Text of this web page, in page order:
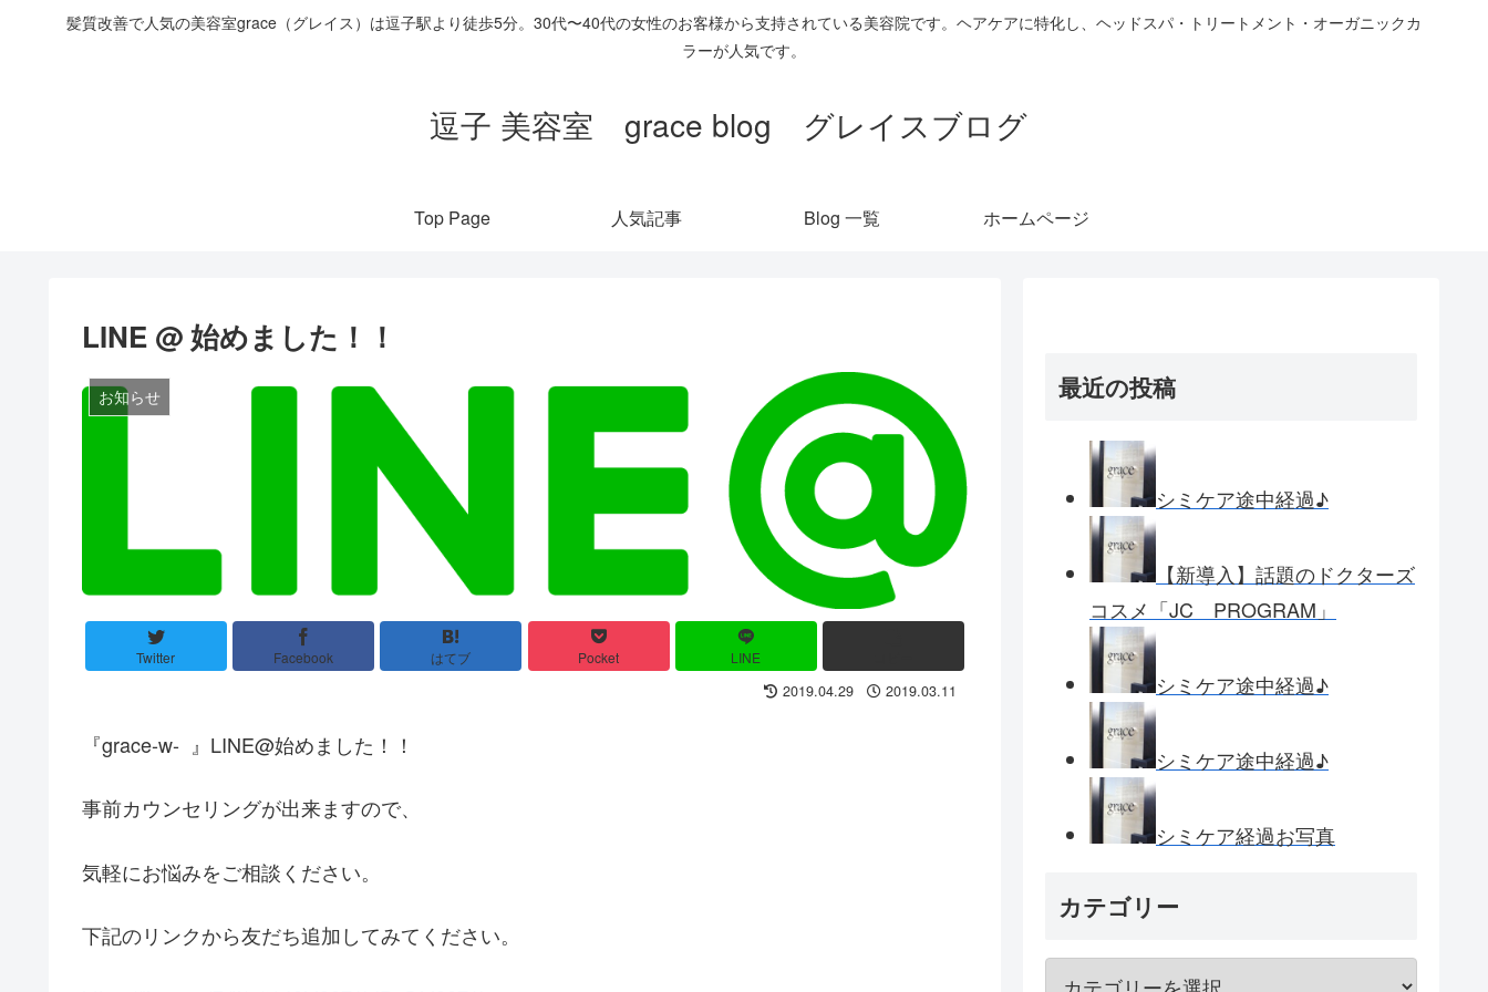
髪質改善で人気の美容室grace（グレイス）は逗子駅より徒歩5分。30代〜40代の女性のお客様から支持されている美容院です。ヘアケアに特化し、ヘッドスパ・トリートメント・オーガニックカ
ラーが人気です。
逗子 美容室 grace blog グレイスブログ
Top Page 人気記事 Blog 一覧 ホームページ
LINE @ 始めました！！
お知らせ
Twitter Facebook はてブ Pocket LINE
2019.04.29 2019.03.11
『grace-w- 』 LINE@始めました！！
事前カウンセリングが出来ますので、
気軽にお悩みをご相談ください。
下記のリンクから友だち追加してみてください。
最近の投稿
シミケア途中経過♪
【新導入】話題のドクターズ
コスメ「JC PROGRAM」
シミケア途中経過♪
シミケア途中経過♪
シミケア経過お写真
カテゴリー